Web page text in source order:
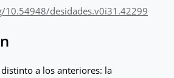
10.54948/desidades.v0i31.42299
a los anteriores: la